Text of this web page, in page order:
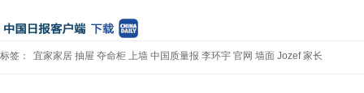
标签： 宜家家居 抽屉 夺命柜 上墙 中国质量报 李环宇 官网 墙面 Jozef 家长